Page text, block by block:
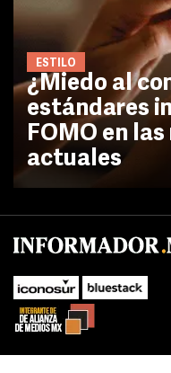
ESTILO
¿Miedo al
estándares
FOMO en
actuales